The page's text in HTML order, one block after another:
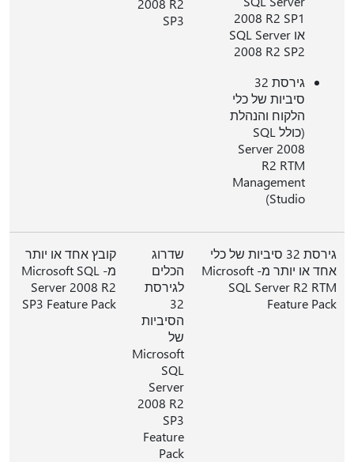
2008 R2 SP1
או SQL Server
2008 R2 SP2
גירסת 32
סיביות של כלי
הלקוח והנהלת
(כולל SQL
Server 2008
R2 RTM
Management
Studio)
2008 R2
SP3
גירסת 32 סיביות של כלי
אחד או יותר מ- Microsoft
SQL Server R2 RTM
Feature Pack
שדרוג
הכלים
לגירסת
32
הסיביות
של
Microsoft
SQL
Server
2008 R2
SP3
Feature
Pack
קובץ אחד או יותר
מ- Microsoft SQL
Server 2008 R2
SP3 Feature Pack